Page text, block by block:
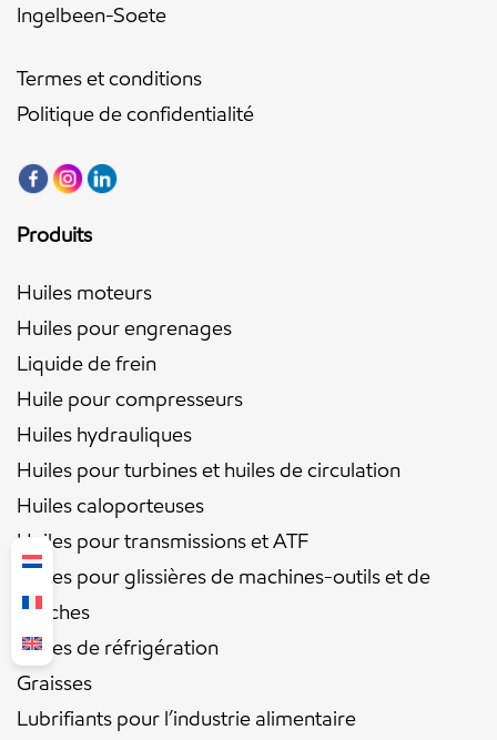
Ingelbeen-Soete
Termes et conditions
Politique de confidentialité
Produits
Huiles moteurs
Huiles pour engrenages
Liquide de frein
Huile pour compresseurs
Huiles hydrauliques
Huiles pour turbines et huiles de circulation
Huiles caloporteuses
Huiles pour transmissions et ATF
Huiles pour glissières de machines-outils et de
broches
Huiles de réfrigération
Graisses
Lubrifiants pour l’industrie alimentaire